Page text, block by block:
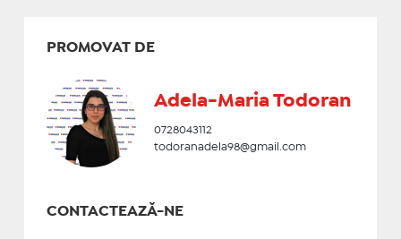
PROMOVAT DE
Adela-Maria Todoran
0728043112
todoranadela98@gmail.com
CONTACTEAZĂ-NE